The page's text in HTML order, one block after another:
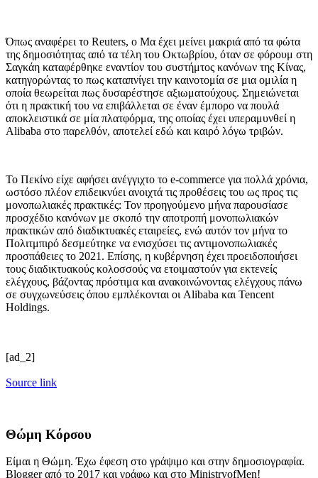
Όπως αναφέρει το Reuters, ο Μα έχει μείνει μακριά από τα φώτα
της δημοσιότητας από τα τέλη του Οκτωβρίου, όταν σε φόρουμ στη
Σαγκάη καταφέρθηκε εναντίον του συστήμτος κανόνων της Κίνας,
κατηγορώντας το πως καταπνίγει την καινοτομία σε μια ομιλία η
οποία θεωρείται πως δυσαρέστησε αξιωματούχους. Σημειώνεται
ότι η πρακτική του να επιβάλλεται σε έναν έμπορο να πουλά
αποκλειστικά σε μία πλατφόρμα, της οποίας έχει υπεραμυνθεί η
Alibaba στο παρελθόν, αποτελεί εδώ και καιρό λόγω τριβών.
Το Πεκίνο είχε αφήσει ανέγγιχτο το e-commerce για πολλά χρόνια,
ωστόσο πλέον επιδεικνύει ανοιχτά τις προθέσεις του ως προς τις
μονοπωλιακές πρακτικές: Τον προηγούμενο μήνα παρουσίασε
προσχέδιο κανόνων με σκοπό την αποτροπή μονοπωλιακών
πρακτικών από διαδικτυακές εταιρείες, ενώ αυτόν τον μήνα το
Πολιτμπιρό δεσμεύτηκε να ενισχύσει τις αντιμονοπωλιακές
προσπάθειες το 2021. Επίσης, η κυβέρνηση έχει προειδοποιήσει
τους διαδικτυακούς κολοσσούς να ετοιμαστούν για εκτενείς
ελέγχους, βάζοντας πρόστιμα και ανακοινώνοντας ελέγχους πάνω
σε συγχωνεύσεις όπου εμπλέκονται οι Alibaba και Tencent
Holdings.
[ad_2]
Source link
Θώμη Κόρσου
Είμαι η Θώμη. Έχω έφεση στο γράψιμο και στην δημοσιογραφία.
Blogger από το 2017 και γράφω και στο MinistryofMen!